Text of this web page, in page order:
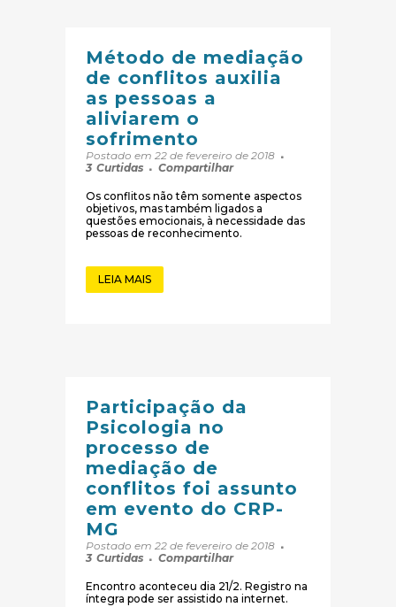
Método de mediação
de conflitos auxilia
as pessoas a
aliviarem o
sofrimento
Postado em 22 de fevereiro de 2018
3 Curtidas Compartilhar
Os conflitos não têm somente aspectos
objetivos, mas também ligados a
questões emocionais, à necessidade das
pessoas de reconhecimento.
LEIA MAIS
Participação da
Psicologia no
processo de
mediação de
conflitos foi assunto
em evento do CRP-
MG
Postado em 22 de fevereiro de 2018
3 Curtidas Compartilhar
Encontro aconteceu dia 21/2. Registro na
íntegra pode ser assistido na internet.